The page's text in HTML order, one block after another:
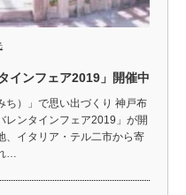
インフェア2019」開催中
ち）」で思い出づくり 神戸布
レンタインフェア2019」が開
、イタリア・テル二市から寄
…